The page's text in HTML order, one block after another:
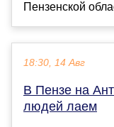
Пензенской
18:30, 14 Авг
В Пензе на
людей лаем